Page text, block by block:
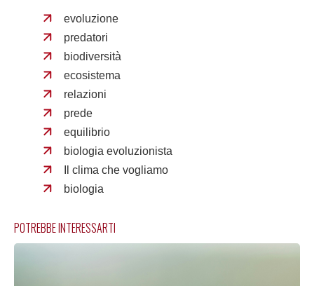
evoluzione
predatori
biodiversità
ecosistema
relazioni
prede
equilibrio
biologia evoluzionista
Il clima che vogliamo
biologia
POTREBBE INTERESSARTI